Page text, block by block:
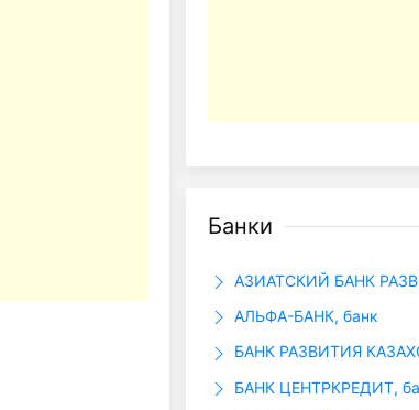
Банки
АЗИАТСКИЙ БАНК
АЛЬФА-БАНК, банк
БАНК РАЗВИТИЯ
БАНК ЦЕНТРКРЕДИТ,